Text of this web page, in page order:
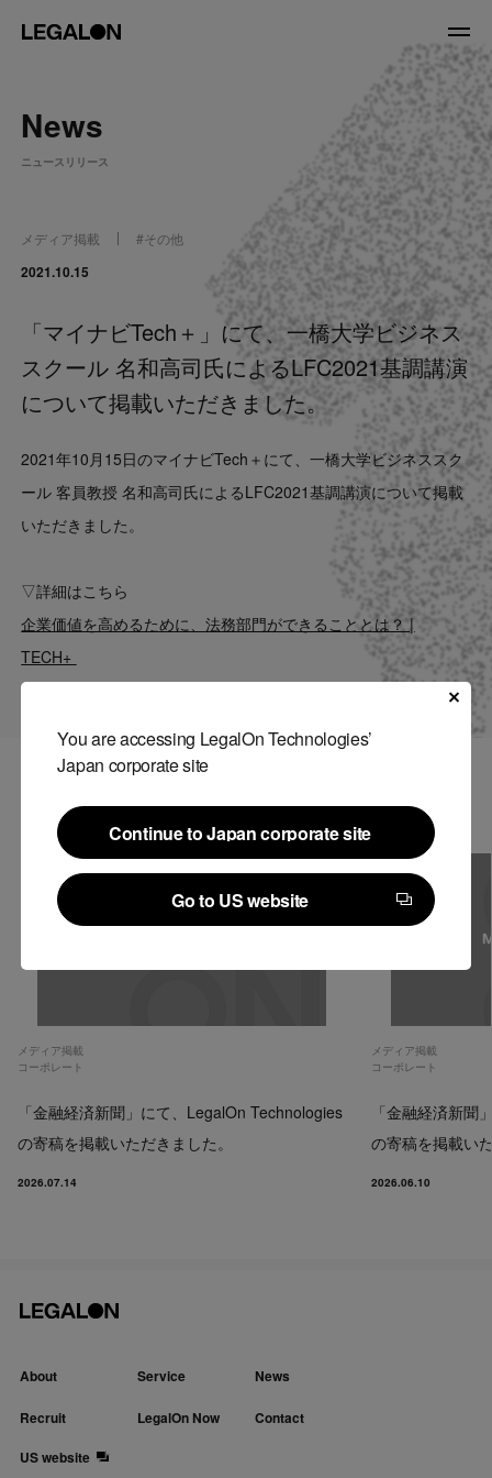
About
役員紹介
Service
News
Recruit
LegalOn Now
Contact
US website
You are accessing LegalOn Technologies’
Japan corporate site
Continue to Japan corporate site
Continue to Japan corporate site
Go to US website
Go to US website
News
ニュースリリース
メディア掲載 #その他
2021.10.15
「マイナビTech＋」にて、一橋大学ビジネス
スクール 名和高司氏によるLFC2021基調講演
について掲載いただきました。
2021年10月15日のマイナビTech＋にて、一橋大学ビジネススク
ール 客員教授 名和高司氏によるLFC2021基調講演について掲載
いただきました。
▽詳細はこちら
企業価値を高めるために、法務部門ができることとは？ |
TECH+
関連記事
メディア掲載
コーポレート
「金融経済新聞」にて、LegalOn Technologies
の寄稿を掲載いただきました。
2026.07.14
メディア掲載
コーポレート
「金融経済新聞
の寄稿を掲載い
2026.06.10
About Service News
Recruit LegalOn Now
Contact
US website